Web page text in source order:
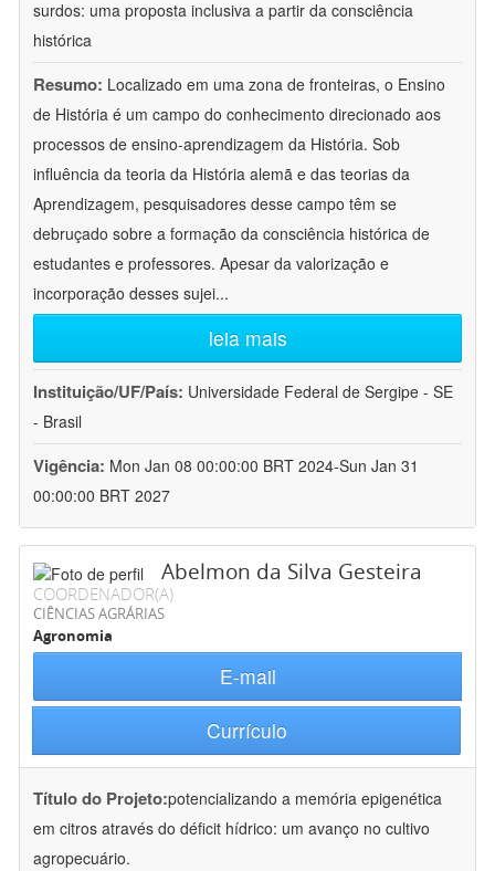
surdos: uma proposta inclusiva a partir da consciência
histórica
Resumo: Localizado em uma zona de fronteiras, o Ensino
de História é um campo do conhecimento direcionado aos
processos de ensino-aprendizagem da História. Sob
influência da teoria da História alemã e das teorias da
Aprendizagem, pesquisadores desse campo têm se
debruçado sobre a formação da consciência histórica de
estudantes e professores. Apesar da valorização e
incorporação desses sujei...
leia mais
Instituição/UF/País: Universidade Federal de Sergipe - SE
- Brasil
Vigência: Mon Jan 08 00:00:00 BRT 2024-Sun Jan 31
00:00:00 BRT 2027
Abelmon da Silva Gesteira
COORDENADOR(A)
CIÊNCIAS AGRÁRIAS
Agronomia
E-mail
Currículo
Título do Projeto:potencializando a memória epigenética
em citros através do déficit hídrico: um avanço no cultivo
agropecuário.